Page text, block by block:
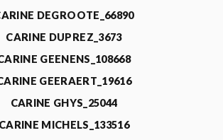
DEGROOTE_66890
CARINE DUPREZ_3673
GEENENS_108668
GEERAERT_19616
CARINE GHYS_25044
CARINE MICHELS_133516